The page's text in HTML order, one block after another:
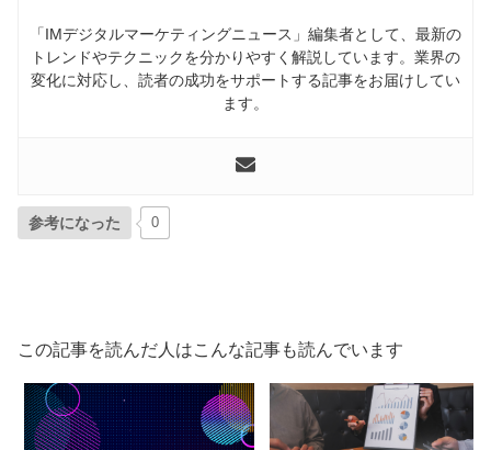
「IMデジタルマーケティングニュース」編集者として、最新の
トレンドやテクニックを分かりやすく解説しています。業界の
変化に対応し、読者の成功をサポートする記事をお届けしてい
ます。
参考になった 0
この記事を読んだ人はこんな記事も読んでいます